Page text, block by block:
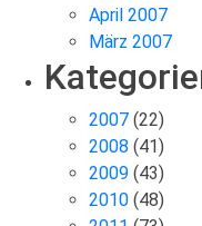
April 2007
März 2007
2007 (22)
2008 (41)
2009 (43)
2010 (48)